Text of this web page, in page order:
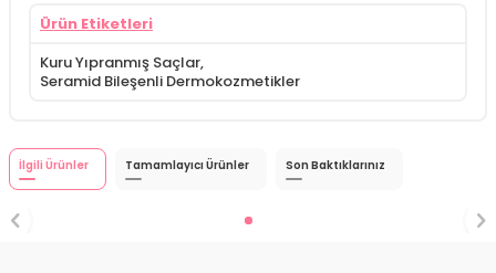
Ürün Etiketleri
Kuru Yıpranmış Saçlar,
Seramid Bileşenli Dermokozmetikler
İlgili Ürünler Tamamlayıcı Ürünler Son Baktıklarınız